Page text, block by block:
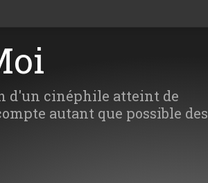
d'un cinéphile atteint de
autant que possible des